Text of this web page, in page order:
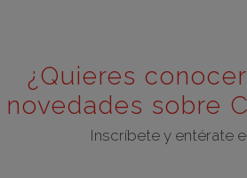
¿Quieres
novedades sobre
Inscríbete y entérate